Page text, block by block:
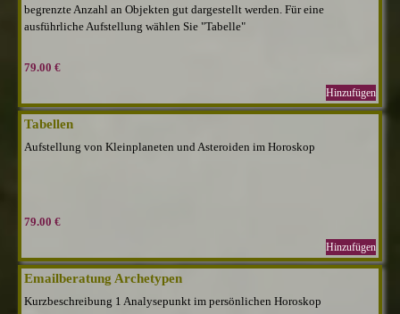
begrenzte Anzahl an Objekten gut dargestellt werden. Für eine
ausführliche Aufstellung wählen Sie "Tabelle"
79.00 €
Hinzufügen
Tabellen
Aufstellung von Kleinplaneten und Asteroiden im Horoskop
79.00 €
Hinzufügen
Emailberatung Archetypen
Kurzbeschreibung 1 Analysepunkt im persönlichen Horoskop